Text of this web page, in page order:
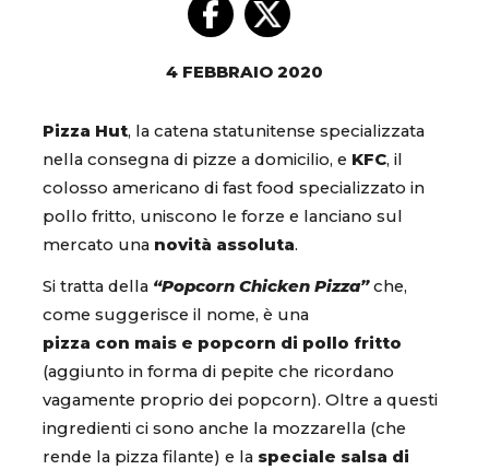
4 FEBBRAIO 2020
Pizza Hut, la catena statunitense specializzata
nella consegna di pizze a domicilio, e KFC, il
colosso americano di fast food specializzato in
pollo fritto, uniscono le forze e lanciano sul
mercato una novità assoluta.
Si tratta della “Popcorn Chicken Pizza”che,
come suggerisce il nome, è una
pizza con mais e popcorn di pollo fritto
(aggiunto in forma di pepite che ricordano
vagamente proprio dei popcorn). Oltre a questi
ingredienti ci sono anche la mozzarella (che
rende la pizza filante) e la speciale salsa di